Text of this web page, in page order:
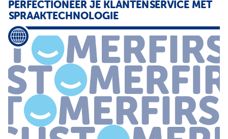
PERFECTIONEER JE KLANTENSERVICE MET
SPRAAKTECHNOLOGIE